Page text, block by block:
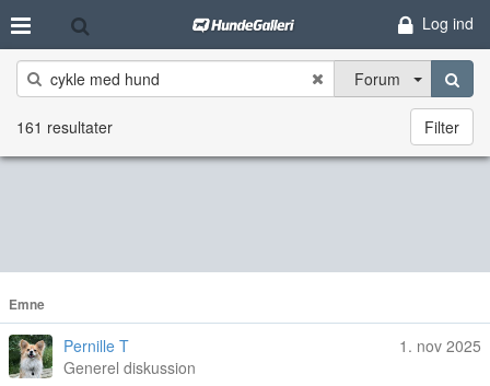
Log ind
Forum
161 resultater Filter
Emne
Pernille T
Generel diskussion
1. nov 2025